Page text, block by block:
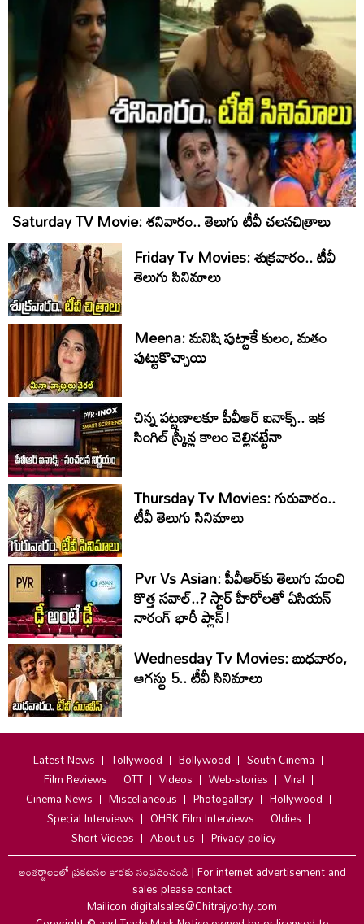
Saturday TV Movie: శ‌నివారం.. తెలుగు టీవీ చ‌ల‌న‌చిత్రాలు
Friday Tv Movies: శుక్ర‌వారం.. టీవీ
తెలుగు సినిమాలు
Meena: మనిషి పుట్టాకే కులం, మతం
పుట్టుకొచ్చాయి
చిన్న పట్టణాలకూ పీవీఆర్ ఐనాక్స్.. ఇక
సింగిల్ స్క్రీన్ల కాలం చెల్లినట్టేనా
Thursday Tv Movies: గురువారం..
టీవీ తెలుగు సినిమాలు
Pvr Vs Asian: పీవీఆర్‌కు తెలుగు నుంచి
కొత్త సవాల్..? స్టార్ హీరోలతో ఏసియన్
నారంగ్ భారీ ప్లాన్!
Wednesday Tv Movies: బుధవారం,
ఆగ‌స్టు 5.. టీవీ సినిమాలు
Latest News Tollywood Bollywood
South Cinema
Film Reviews
OTT Videos Web-stories
Viral
Cinema News
Miscellaneous Photogallery
Hollywood
Special Interviews
OHRK Film Interviews
Oldies
Short Videos
About us
Privacy policy
అంతర్జాలంలో ప్రకటనల కొరకు సంప్రదించండి|For internet advertisement and
sales please contact
Mailicon digitalsales@Chitrajyothy.com